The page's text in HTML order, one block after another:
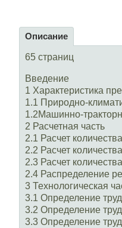
Описание
65 страниц
Введение
1 Характеристика
1.1 Природно-
1.2Машинно-
2 Расчетная часть
2.1 Расчет
2.2 Расчет
2.3 Расчет
2.4 Распределение
3 Технологическая
3.1 Определение
3.2 Определение
3.3 Определение